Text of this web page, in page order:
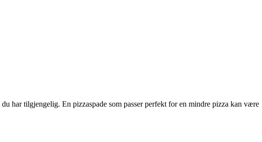
har tilgjengelig. En pizzaspade som passer perfekt for en mindre pizza kan være